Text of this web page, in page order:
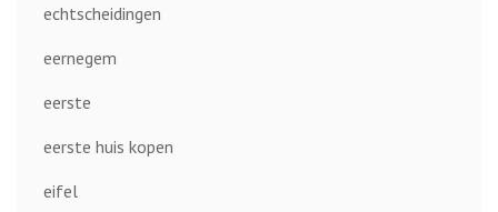
echtscheidingen
eernegem
eerste
eerste huis kopen
eifel